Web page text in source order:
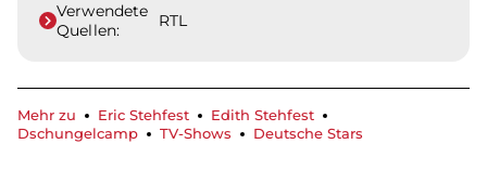
Verwendete
Quellen:
RTL
Mehr zu Eric Stehfest
Edith Stehfest
Dschungelcamp
TV-Shows Deutsche Stars